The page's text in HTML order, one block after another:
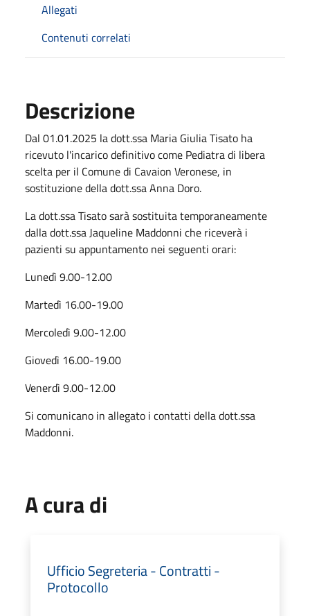
Allegati
Contenuti correlati
Descrizione
Dal 01.01.2025 la dott.ssa Maria Giulia Tisato ha
ricevuto l'incarico definitivo come Pediatra di libera
scelta per il Comune di Cavaion Veronese, in
sostituzione della dott.ssa Anna Doro.
La dott.ssa Tisato sarà sostituita temporaneamente
dalla dott.ssa Jaqueline Maddonni che riceverà i
pazienti su appuntamento nei seguenti orari:
Lunedì 9.00-12.00
Martedì 16.00-19.00
Mercoledì 9.00-12.00
Giovedì 16.00-19.00
Venerdì 9.00-12.00
Si comunicano in allegato i contatti della dott.ssa
Maddonni.
A cura di
Ufficio Segreteria - Contratti -
Protocollo